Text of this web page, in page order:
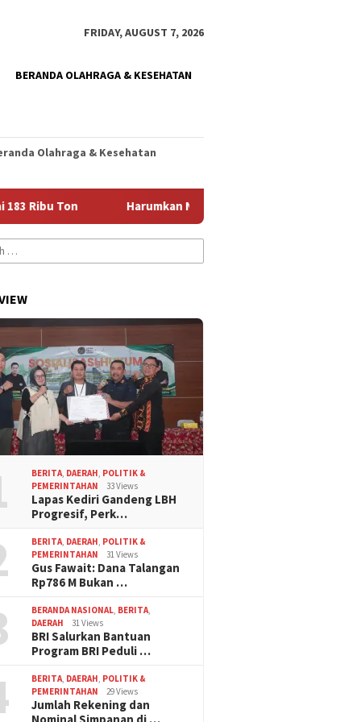
FRIDAY, AUGUST 7, 2026
BERANDA OLAHRAGA & KESEHATAN
Olahraga & Kesehatan
Harumkan Nama Jember, Diani Siap Jalani Seleksi Paskib
BERITA DAERAH POLITIK &
PEMERINTAHAN
33 Views
Lapas Kediri Gandeng LBH
Progresif, Perk…
BERITA DAERAH POLITIK &
PEMERINTAHAN
31 Views
Gus Fawait: Dana Talangan
Rp786 M Bukan …
BERANDA NASIONAL BERITA
DAERAH
31 Views
BRI Salurkan Bantuan
Program BRI Peduli …
BERITA DAERAH POLITIK &
PEMERINTAHAN
29 Views
Jumlah Rekening dan